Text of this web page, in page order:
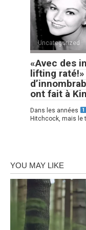
Uncategorized
«Avec des
lifting
ont fait à
Dans les années
Hitchcock, mais le